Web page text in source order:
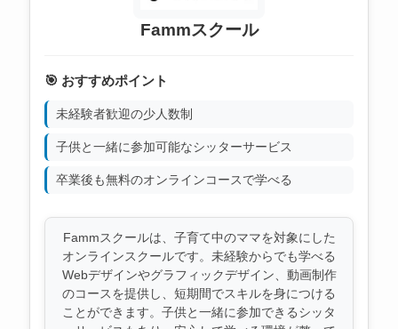
Fammスクール
🎯 おすすめポイント
未経験者歓迎の少人数制
子供と一緒に参加可能なシッターサービス
卒業後も無料のオンラインコースで学べる
Fammスクールは、子育て中のママを対象にした
オンラインスクールです。未経験からでも学べる
Webデザインやグラフィックデザイン、動画制作
のコースを提供し、短期間でスキルを身につける
ことができます。子供と一緒に参加できるシッタ